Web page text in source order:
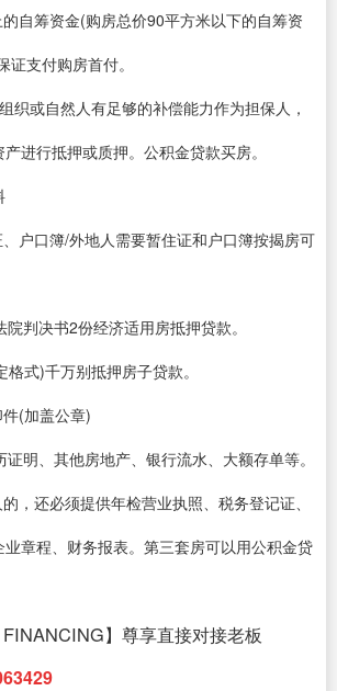
自筹资金(购房总价90平方米以下的自筹资
支付购房首付。
织或自然人有足够的补偿能力作为担保人，
进行抵押或质押。公积金贷款买房。
户口簿/外地人需要暂住证和户口簿按揭房可
判决书2份经济适用房抵押贷款。
式)千万别抵押房子贷款。
(加盖公章)
明、其他房地产、银行流水、大额存单等。
，还必须提供年检营业执照、税务登记证、
章程、财务报表。第三套房可以用公积金贷
FINANCING】尊享直接对接老板